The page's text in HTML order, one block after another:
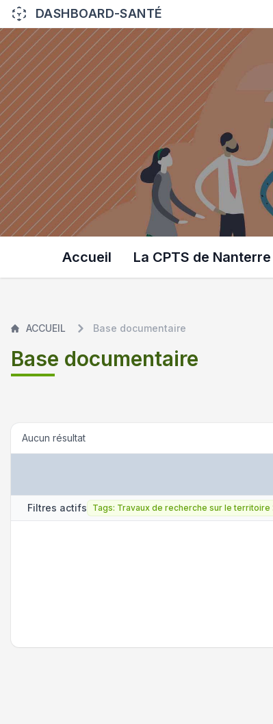
DASHBOARD-SANTÉ
Accueil La CPTS de Nanterre
ACCUEIL Base documentaire
Base documentaire
Aucun résultat
Filtres actifs Tags: Travaux de recherche sur le territoire